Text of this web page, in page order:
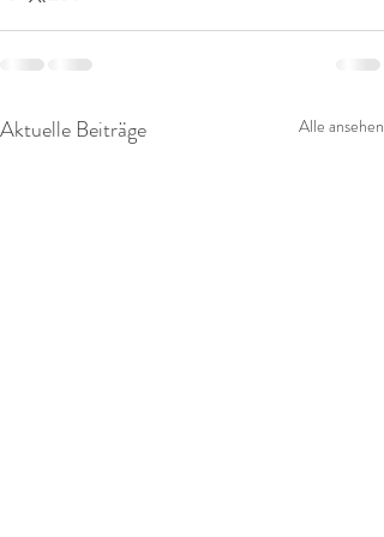
Aktuelle Beiträge Alle ansehen